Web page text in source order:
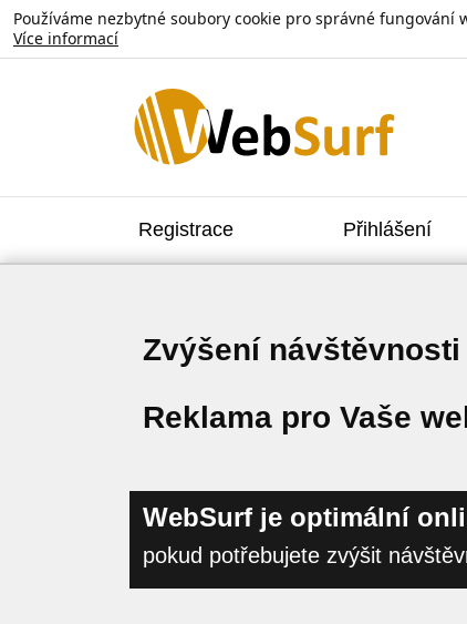
Používáme nezbytné soubory cookie pro správné
Více informací
Registrace Přihlášení
Zvýšení
Reklama pro Vaše
WebSurf je optimální
pokud potřebujete zvýšit